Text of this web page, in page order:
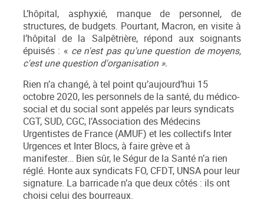
L’hôpital, asphyxié, manque de personnel, de
structures, de budgets. Pourtant, Macron, en visite à
l’hôpital de la Salpêtrière, répond aux soignants
épuisés : « ce n'est pas qu'une question de moyens,
c'est une question d'organisation ».
Rien n’a changé, à tel point qu’aujourd’hui 15
octobre 2020, les personnels de la santé, du médico-
social et du social sont appelés par leurs syndicats
CGT, SUD, CGC, l’Association des Médecins
Urgentistes de France (AMUF) et les collectifs Inter
Urgences et Inter Blocs, à faire grève et à
manifester… Bien sûr, le Ségur de la Santé n’a rien
réglé. Honte aux syndicats FO, CFDT, UNSA pour leur
signature. La barricade n’a que deux côtés : ils ont
choisi celui des bourreaux.